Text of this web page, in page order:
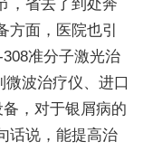
，省去了到处奔
面，医院也引
准分子激光治
波治疗仪、进口
，对于银屑病的
话说，能提高治